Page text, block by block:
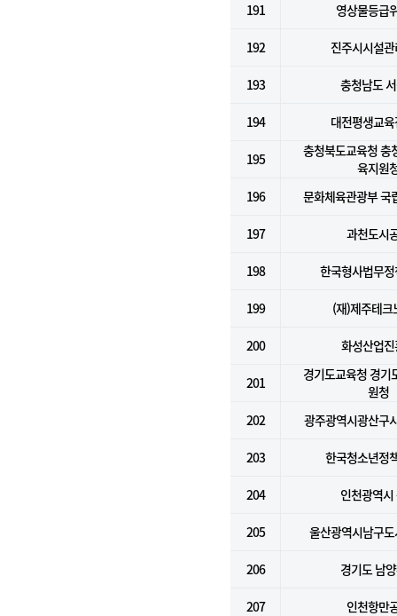
191 영상물등급
192 진주시시설
193 충청남도
194 대전평생교
195
충청북도교육청 충
육지원
196
문화체육관광부 국
197 과천도시
198 한국형사법무
199 (재)제주테크
200 화성산업
201
경기도교육청 경기
원청
202
광주광역시광산구
203 한국청소년정
204 인천광역시
205 울산광역시남구
206 경기도 남
207 인천항만